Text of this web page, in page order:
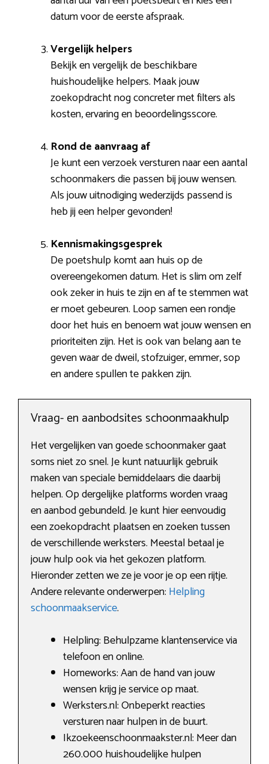
datum voor de eerste afspraak.
Vergelijk helpers
Bekijk en vergelijk de beschikbare
huishoudelijke helpers. Maak jouw
zoekopdracht nog concreter met filters als
kosten, ervaring en beoordelingsscore.
Rond de aanvraag af
Je kunt een verzoek versturen naar een aantal
schoonmakers die passen bij jouw wensen.
Als jouw uitnodiging wederzijds passend is
heb jij een helper gevonden!
Kennismakingsgesprek
De poetshulp komt aan huis op de
overeengekomen datum. Het is slim om zelf
ook zeker in huis te zijn en af te stemmen wat
er moet gebeuren. Loop samen een rondje
door het huis en benoem wat jouw wensen en
prioriteiten zijn. Het is ook van belang aan te
geven waar de dweil, stofzuiger, emmer, sop
en andere spullen te pakken zijn.
Vraag- en aanbodsites schoonmaakhulp
Het vergelijken van goede schoonmaker gaat
soms niet zo snel. Je kunt natuurlijk gebruik
maken van speciale bemiddelaars die daarbij
helpen. Op dergelijke platforms worden vraag
en aanbod gebundeld. Je kunt hier eenvoudig
een zoekopdracht plaatsen en zoeken tussen
de verschillende werksters. Meestal betaal je
jouw hulp ook via het gekozen platform.
Hieronder zetten we ze je voor je op een rijtje.
Andere relevante onderwerpen: Helpling
schoonmaakservice.
Helpling: Behulpzame klantenservice via
telefoon en online.
Homeworks: Aan de hand van jouw
wensen krijg je service op maat.
Werksters.nl: Onbeperkt reacties
versturen naar hulpen in de buurt.
Ikzoekeenschoonmaakster.nl: Meer dan
260.000 huishoudelijke hulpen